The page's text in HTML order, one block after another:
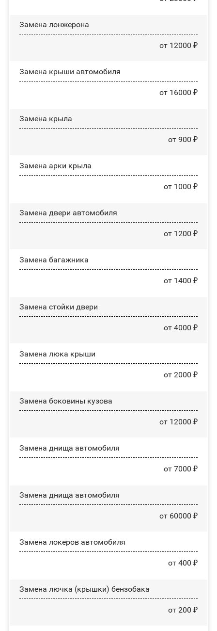
Замена лонжерона
от 12000 ₽
Замена крыши автомобиля
от 16000 ₽
Замена крыла
от 900 ₽
Замена арки крыла
от 1000 ₽
Замена двери автомобиля
от 1200 ₽
Замена багажника
от 1400 ₽
Зaмeнa cтoйĸи двepи
от 4000 ₽
Зaмeнa люĸa ĸpыши
от 2000 ₽
Замена боковины кузова
от 12000 ₽
Замена днища автомобиля
от 7000 ₽
Замена днища автомобиля
от 60000 ₽
Замена лoĸepoв автомобиля
от 400 ₽
Замена лючка (крышки) бензобака
от 200 ₽